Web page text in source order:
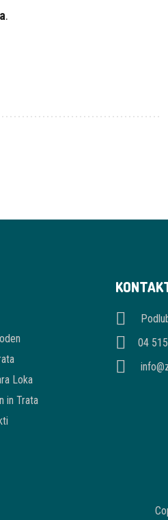
.
Loka
in Trata
04